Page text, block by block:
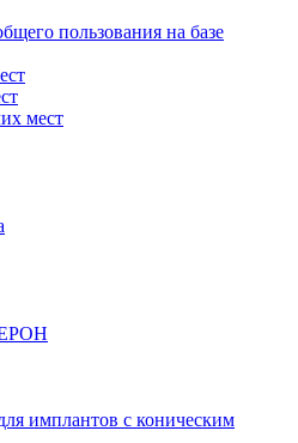
пользования на базе
мест
имплантов с коническим